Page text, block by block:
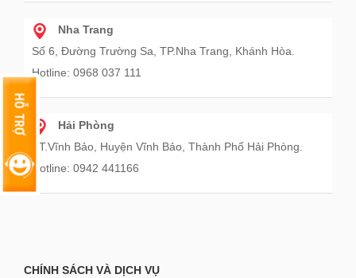
Nha Trang
Số 6, Đường Trường Sa, TP.Nha Trang, Khánh Hòa.
Hotline: 0968 037 111
Hải Phòng
TT.Vĩnh Bảo, Huyện Vĩnh Bảo, Thành Phố Hải Phòng.
Hotline: 0942 441166
CHÍNH SÁCH VÀ DỊCH VỤ